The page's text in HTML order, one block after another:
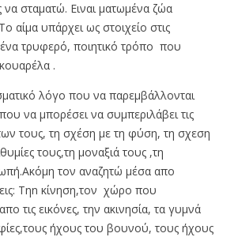
σταματώ. Ειναι ματωμένα ζώα
αίμα υπάρχει ως στοιχείο στις
τρυφερό, ποιητικό τρόπο που
.
λόγο που να παρεμβάλλονται
να μπορέσει να συμπεριλάβει τις
τους, τη σχέση με τη φύση, τη σχεση
τους,τη μοναξιά τους ,τη
τον αναζητώ μέσα απο
Tηn κίνηση,τον χώρο που
τις εικόνες, την ακινησία, τα γυμνά
ήχους του βουνού, τους ήχους